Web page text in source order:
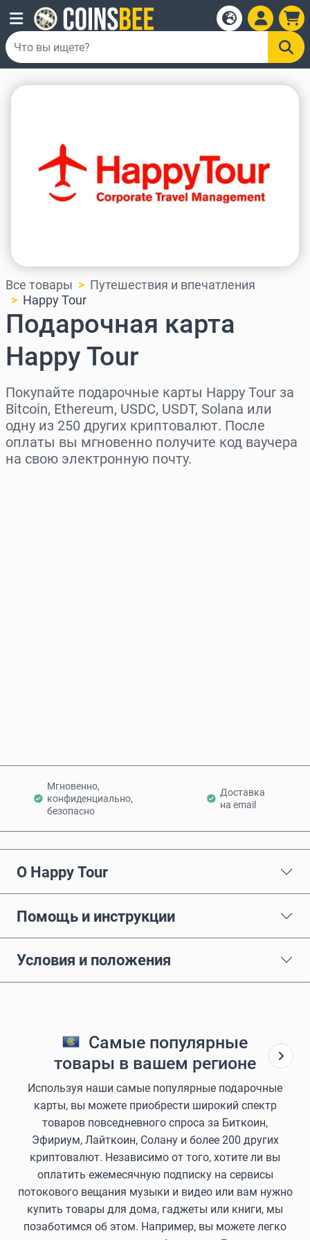
Все товары
Путешествия и впечатления
Happy Tour
Подарочная карта
Happy Tour
Покупайте подарочные карты Happy Tour за
Bitcoin, Ethereum, USDC, USDT, Solana или
одну из 250 других криптовалют. После
оплаты вы мгновенно получите код ваучера
на свою электронную почту.
Мгновенно,
конфиденциально,
безопасно
Доставка
на email
О Happy Tour
Помощь и инструкции
Условия и положения
Самые популярные
товары в вашем регионе
Используя наши самые популярные подарочные
карты, вы можете приобрести широкий спектр
товаров повседневного спроса за Биткоин,
Эфириум, Лайткоин, Солану и более 200 других
криптовалют. Независимо от того, хотите ли вы
оплатить ежемесячную подписку на сервисы
потокового вещания музыки и видео или вам нужно
купить товары для дома, гаджеты или книги, мы
позаботимся об этом. Например, вы можете легко